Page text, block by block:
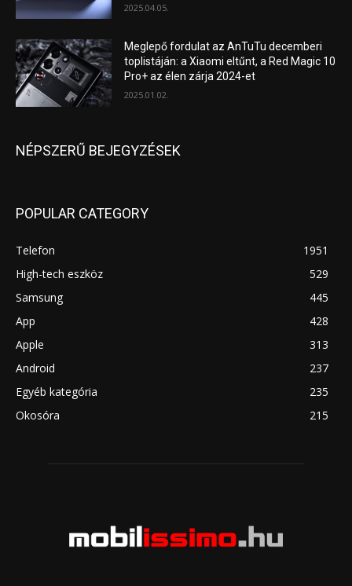
2025.04.05.
Meglepő fordulat az AnTuTu decemberi
toplistáján: a Xiaomi eltűnt, a Red Magic 10
Pro+ az élen zárja 2024-et
2025.01.02.
NÉPSZERŰ BEJEGYZÉSEK
POPULAR CATEGORY
Telefon
1951
High-tech eszköz
529
Samsung
445
App
428
Apple
313
Android
237
Egyéb kategória
235
Okosóra
215